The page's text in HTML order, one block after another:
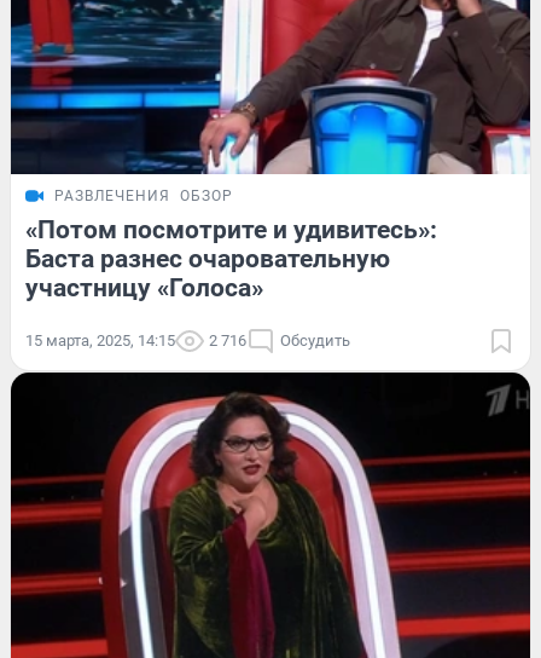
РАЗВЛЕЧЕНИЯ ОБЗОР
«Потом посмотрите и удивитесь»:
Баста разнес очаровательную
участницу «Голоса»
15 марта, 2025, 14:15 2 716 Обсудить